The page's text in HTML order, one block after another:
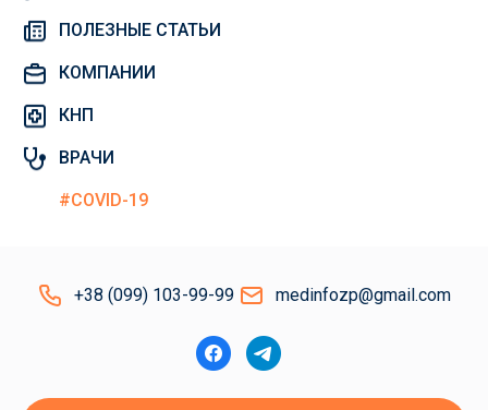
ПОЛЕЗНЫЕ СТАТЬИ
КОМПАНИИ
КНП
ВРАЧИ
#COVID-19
+38 (099) 103-99-99 medinfozp@gmail.com